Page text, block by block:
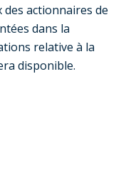
actionnaires de
dans la
relative à la
disponible.